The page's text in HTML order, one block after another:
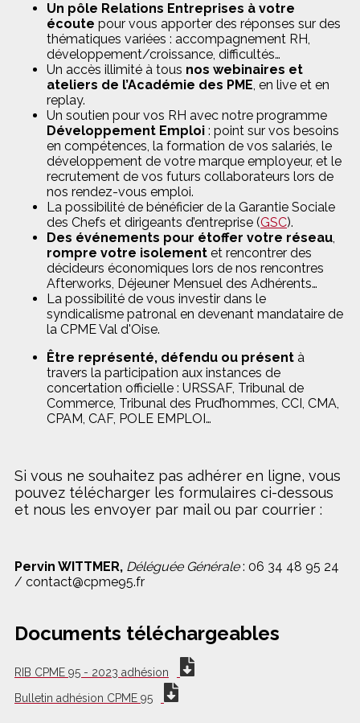
Un pôle Relations Entreprises à votre
écoute pour vous apporter des réponses sur des
thématiques variées : accompagnement RH,
développement/croissance, difficultés…
Un accès illimité à tous nos webinaires et
ateliers de l’Académie des PME, en live et en
replay.
Un soutien pour vos RH avec notre programme
Développement Emploi : point sur vos besoins
en compétences, la formation de vos salariés, le
développement de votre marque employeur, et le
recrutement de vos futurs collaborateurs lors de
nos rendez-vous emploi.
La possibilité de bénéficier de la Garantie Sociale
des Chefs et dirigeants d’entreprise (GSC).
Des événements pour étoffer votre réseau,
rompre votre isolement et rencontrer des
décideurs économiques lors de nos rencontres
Afterworks, Déjeuner Mensuel des Adhérents…
La possibilité de vous investir dans le
syndicalisme patronal en devenant mandataire de
la CPME Val d'Oise.
Être représenté, défendu ou présent à
travers la participation aux instances de
concertation officielle : URSSAF, Tribunal de
Commerce, Tribunal des Prud’hommes, CCI, CMA,
CPAM, CAF, POLE EMPLOI…
Si vous ne souhaitez pas adhérer en ligne, vous
pouvez télécharger les formulaires ci-dessous
et nous les envoyer par mail ou par courrier :
Pervin WITTMER, Déléguée Générale: 06 34 48 95 24
/ contact@cpme95.fr
Documents téléchargeables
RIB CPME 95 - 2023 adhésion
Bulletin adhésion CPME 95